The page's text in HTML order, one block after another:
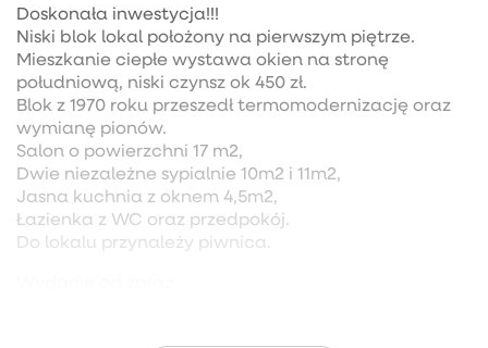
Doskonała inwestycja!!!
Niski blok lokal położony na pierwszym piętrze.
Mieszkanie ciepłe wystawa okien na stronę
południową, niski czynsz ok 450 zł.
Blok z 1970 roku przeszedł termomodernizację oraz
wymianę pionów.
Salon o powierzchni 17 m2,
Dwie niezależne sypialnie 10m2 i 11m2,
Jasna kuchnia z oknem 4,5m2,
Łazienka z WC oraz przedpokój.
Do lokalu przynależy piwnica.